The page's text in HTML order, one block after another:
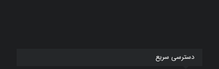
دسترسی سریع